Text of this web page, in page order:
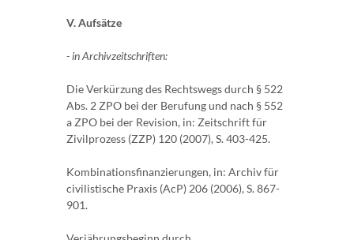
V. Aufsätze
- in Archivzeitschriften:
Die Verkürzung des Rechtswegs durch § 522
Abs. 2 ZPO bei der Berufung und nach § 552
a ZPO bei der Revision, in: Zeitschrift für
Zivilprozess (ZZP) 120 (2007), S. 403-425.
Kombinationsfinanzierungen, in: Archiv für
civilistische Praxis (AcP) 206 (2006), S. 867-
901.